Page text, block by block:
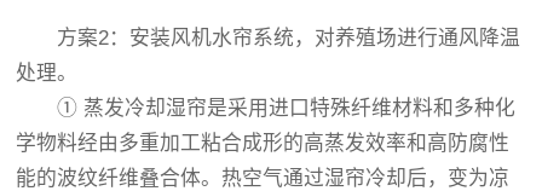
方案2：安装风机水帘系统，对养殖场进行通风降温
处理。
① 蒸发冷却湿帘是采用进口特殊纤维材料和多种化
学物料经由多重加工粘合成形的高蒸发效率和高防腐性
能的波纹纤维叠合体。热空气通过湿帘冷却后，变为凉